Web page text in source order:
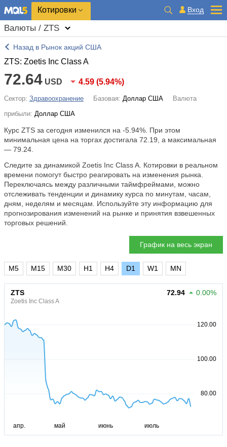
Котировки Вход
Валюты / ZTS
Назад в Рынок акций США
ZTS: Zoetis Inc Class A
72.64 USD 4.59 (5.94%)
Сектор: Здравоохранение Базовая: Доллар США
Валюта
прибыли: Доллар США
Курс ZTS за сегодня изменился на -5.94% . При этом
минимальная цена на торгах достигала 72.19, а максимальная
— 79.24.
Следите за динамикой Zoetis Inc Class A. Котировки в реальном
времени помогут быстро реагировать на изменения рынка.
Переключаясь между различными таймфреймами, можно
отслеживать тенденции и динамику курса по минутам, часам,
дням, неделям и месяцам. Используйте эту информацию для
прогнозирования изменений на рынке и принятия взвешенных
торговых решений.
График на весь экран
M5 M15 M30 H1 H4 D1 W1 MN
ZTS
Zoetis Inc Class A
72.94 0.00%